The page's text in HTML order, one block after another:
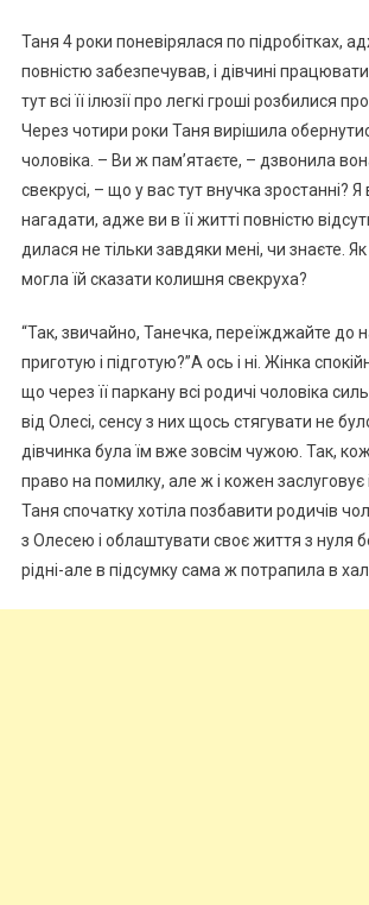
Таня 4 роки поневірялася по підробітках,
повністю забезпечував, і дівчині
тут всі її ілюзії про легкі гроші розбилися
Через чотири роки Таня вирішила
чоловіка. – Ви ж пам’ятаєте, – дзвонила
свекрусі, – що у вас тут внучка зростанні? Я
нагадати, адже ви в її житті повністю
дилася не тільки завдяки мені, чи знаєте.
могла їй сказати колишня свекруха?
“Так, звичайно, Танечка, переїжджайте до
приготую і підготую?”А ось і ні. Жінка
що через її паркану всі родичі чоловіка
від Олесі, сенсу з них щось стягувати не
дівчинка була їм вже зовсім чужою. Так,
право на помилку, але ж і кожен
Таня спочатку хотіла позбавити родичів
з Олесею і облаштувати своє життя з нуля
рідні-але в підсумку сама ж потрапила в